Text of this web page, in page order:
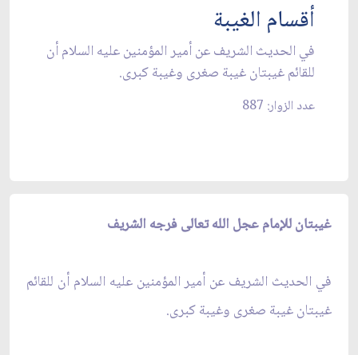
أقسام الغيبة
في الحديث الشريف عن أمير المؤمنين عليه السلام أن
للقائم غيبتان غيبة صغرى وغيبة كبرى.
عدد الزوار: 887
غيبتان للإمام عجل الله تعالى فرجه الشريف
في الحديث الشريف عن أمير المؤمنين عليه السلام أن للقائم
غيبتان غيبة صغرى وغيبة كبرى.